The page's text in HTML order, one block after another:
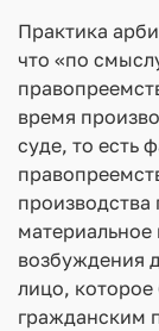
Практика
что «по
время
суде, то есть
производства
возбуждения
лицо, которое
гражданским